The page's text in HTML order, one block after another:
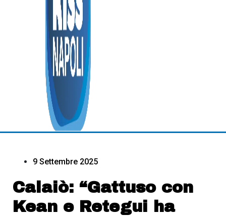
9 Settembre 2025
Calaiò: “Gattuso con
Kean e Retegui ha